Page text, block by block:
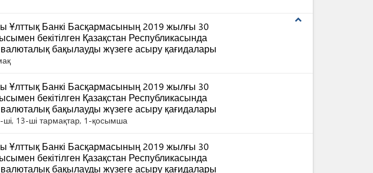
expand_less
Ұлттық Банкі Басқармасының 2019 жылғы 30
бекітілген Қазақстан Республикасында
валюталық бақылауды жүзеге асыру қағидалары
Ұлттық Банкі Басқармасының 2019 жылғы 30
бекітілген Қазақстан Республикасында
валюталық бақылауды жүзеге асыру қағидалары
ші, 13-ші тармақтар, 1-қосымша
Ұлттық Банкі Басқармасының 2019 жылғы 30
бекітілген Қазақстан Республикасында
валюталық бақылауды жүзеге асыру қағидалары